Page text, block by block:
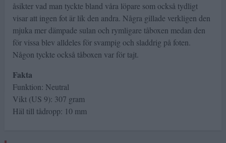
åsikter vad man tyckte bland våra löpare som också tydligt
visar att ingen fot är lik den andra. Några gillade verkligen den
mjuka mer dämpade sulan och rymligare tåboxen medan den
för vissa blev alldeles för svampig och sladdrig på foten.
Någon tyckte också tåboxen var för tajt.
Fakta
Funktion: Neutral
Vikt (US 9): 307 gram
Häl till tådropp: 10 mm